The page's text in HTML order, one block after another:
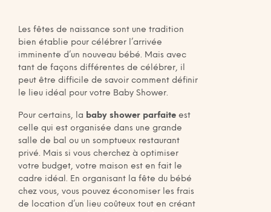
Les fêtes de naissance sont une tradition
bien établie pour célébrer l’arrivée
imminente d’un nouveau bébé. Mais avec
tant de façons différentes de célébrer, il
peut être difficile de savoir comment définir
le lieu idéal pour votre Baby Shower.
Pour certains, la baby shower parfaite est
celle qui est organisée dans une grande
salle de bal ou un somptueux restaurant
privé. Mais si vous cherchez à optimiser
votre budget, votre maison est en fait le
cadre idéal. En organisant la fête du bébé
chez vous, vous pouvez économiser les frais
de location d’un lieu coûteux tout en créant